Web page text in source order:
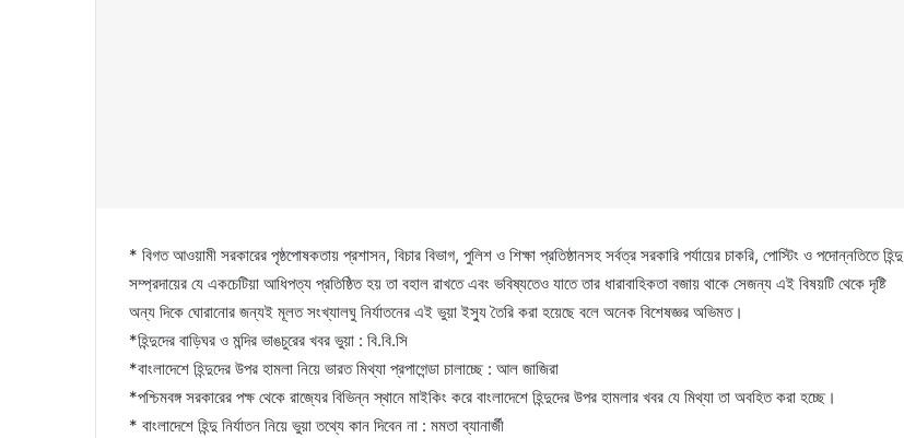
* বিগত আওয়ামী সরকারের পৃষ্ঠপোষকতায় প্রশাসন, বিচার বিভাগ, পুলিশ ও শিক্ষা প্রতিষ্ঠানসহ সর্বত্র সরকারি পর্যায়ের চাকরি, পোস্টিং ও পদোন্নতিতে হিন্দু
সম্প্রদায়ের যে একচেটিয়া আধিপত্য প্রতিষ্ঠিত হয় তা বহাল রাখতে এবং ভবিষ্যতেও যাতে তার ধারাবাহিকতা বজায় থাকে সেজন্য এই বিষয়টি থেকে দৃষ্টি
অন্য দিকে ঘোরানোর জন্যই মূলত সংখ্যালঘু নির্যাতনের এই ভুয়া ইস্যু তৈরি করা হয়েছে বলে অনেক বিশেষজ্ঞর অভিমত।
*হিন্দুদের বাড়িঘর ও মন্দির ভাঙচুরের খবর ভুয়া : বি.বি.সি
*বাংলাদেশে হিন্দুদের উপর হামলা নিয়ে ভারত মিথ্যা প্রপাগেন্ডা চালাচ্ছে : আল জাজিরা
*পশ্চিমবঙ্গ সরকারের পক্ষ থেকে রাজ্যের বিভিন্ন স্থানে মাইকিং করে বাংলাদেশে হিন্দুদের উপর হামলার খবর যে মিথ্যা তা অবহিত করা হচ্ছে।
* বাংলাদেশে হিন্দু নির্যাতন নিয়ে ভুয়া তথ্যে কান দিবেন না : মমতা ব্যানার্জী